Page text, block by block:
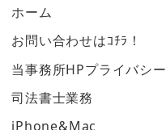
ホーム
お問い合わせはｺﾁﾗ！
当事務所HPプライバシ
司法書士業務
iPhone&Mac